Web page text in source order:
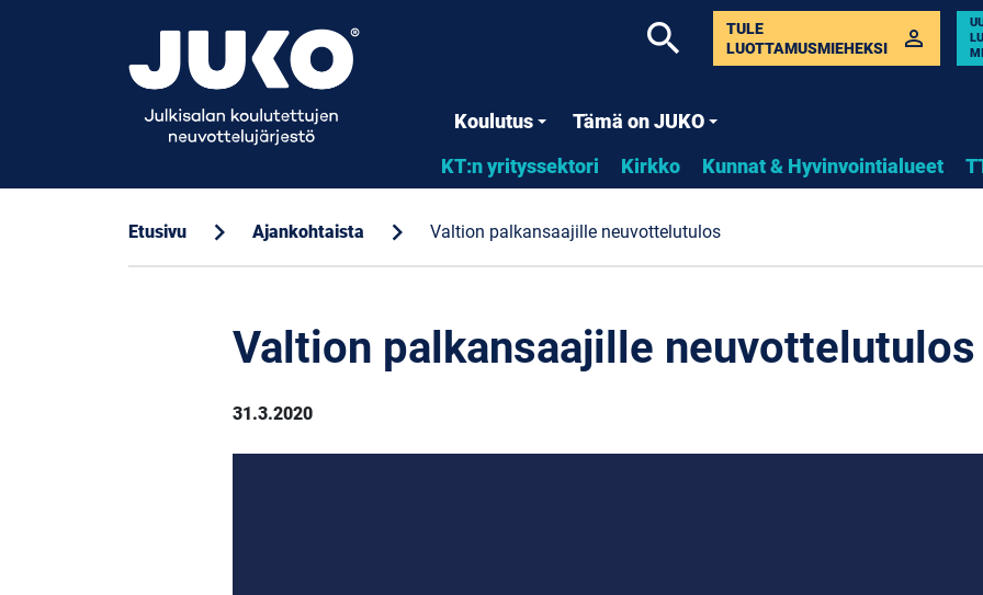
Koulutus
Tämä on JUKO
KT:n yrityssektori
Kirkko Kunnat & Hyvinvointialueet
TULE
LUOTTAMUSMIEHEKSI
perm_identity
search
Etusivu chevron_right Ajankohtaista chevron_right Valtion palkansaajille neuvottelutulos
Valtion palkansaajille neuvottelutulos
31.3.2020